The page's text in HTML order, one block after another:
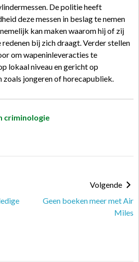
De politie heeft
deze messen in beslag te nemen
kan maken waarom hij of zij
bij zich draagt. Verder stellen
om wapeninleveracties te
lokaal niveau en gericht op
jongeren of horecapubliek.
criminologie
Volgende
Geen boeken meer met Air
Miles